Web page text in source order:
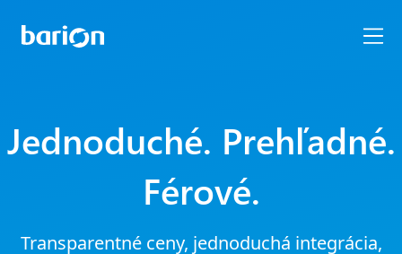
Jednoduché. Prehľadné.
Férové.
Transparentné ceny, jednoduchá integrácia,